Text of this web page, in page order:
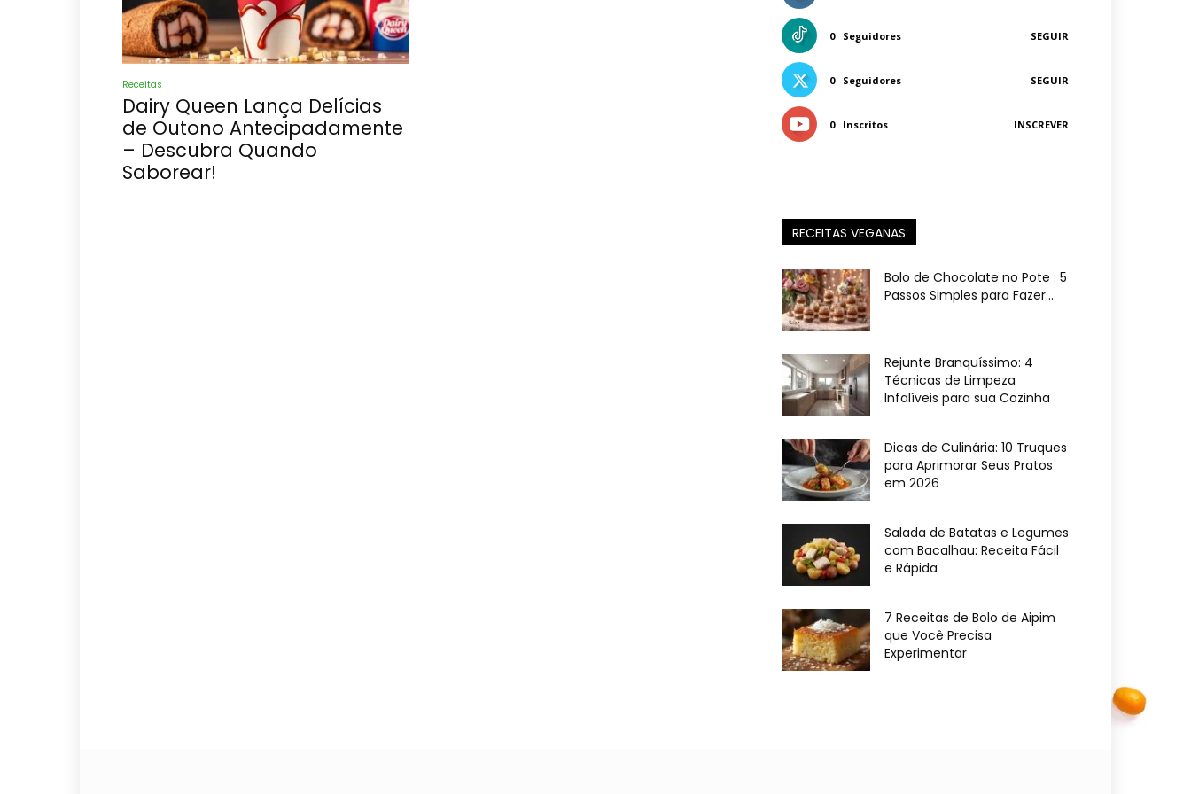
Receitas
Dairy Queen Lança Delícias
de Outono Antecipadamente
– Descubra Quando
Saborear!
0 Seguidores SEGUIR
0 Seguidores SEGUIR
0 Inscritos INSCREVER
RECEITAS VEGANAS
Bolo de Chocolate no Pote : 5
Passos Simples para Fazer...
Rejunte Branquíssimo: 4
Técnicas de Limpeza
Infalíveis para sua Cozinha
Dicas de Culinária: 10 Truques
para Aprimorar Seus Pratos
em 2026
Salada de Batatas e Legumes
com Bacalhau: Receita Fácil
e Rápida
7 Receitas de Bolo de Aipim
que Você Precisa
Experimentar